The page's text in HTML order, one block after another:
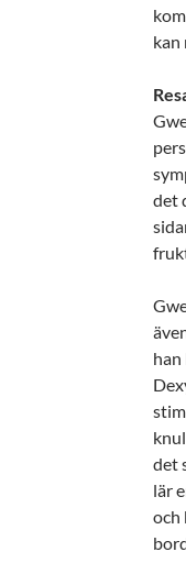
kan
det
det
lär
och